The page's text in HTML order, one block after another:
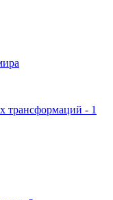
трансформаций - 1